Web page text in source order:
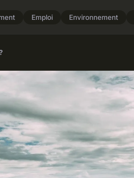
Emploi Environnement